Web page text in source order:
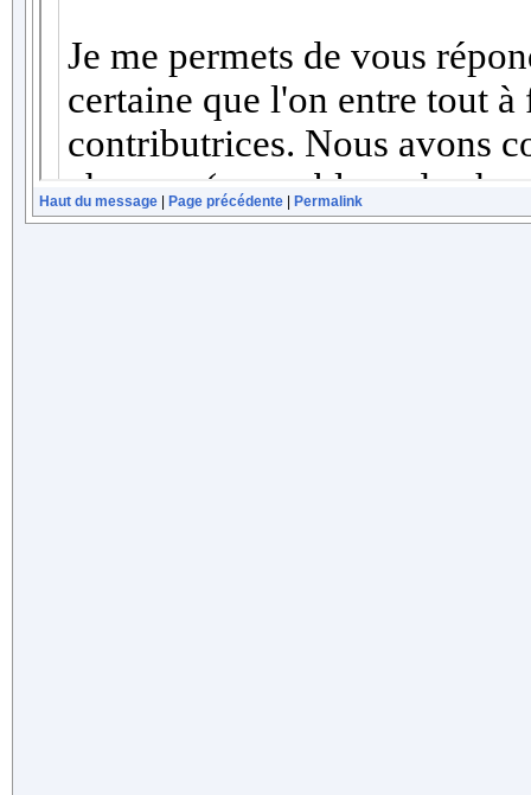
Haut du message Page précédente Permalink